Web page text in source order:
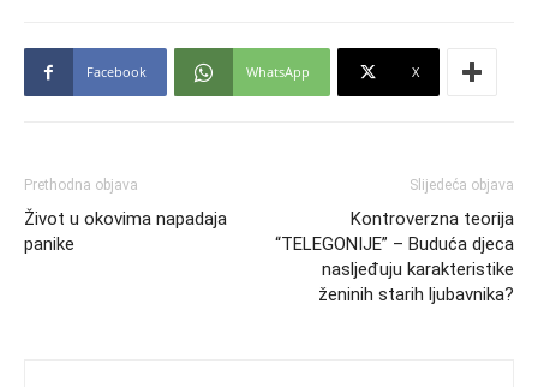
Facebook WhatsApp X
Prethodna objava
Život u okovima napadaja
panike
Slijedeća objava
Kontroverzna teorija
“TELEGONIJE” – Buduća djeca
nasljeđuju karakteristike
ženinih starih ljubavnika?